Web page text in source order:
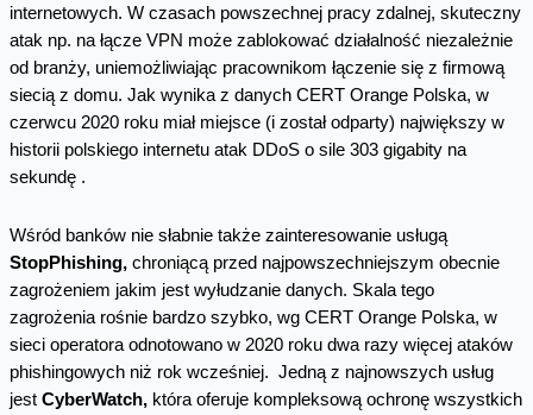
internetowych. W czasach powszechnej pracy zdalnej, skuteczny
atak np. na łącze VPN może zablokować działalność niezależnie
od branży, uniemożliwiając pracownikom łączenie się z firmową
siecią z domu. Jak wynika z danych CERT Orange Polska, w
czerwcu 2020 roku miał miejsce (i został odparty) największy w
historii polskiego internetu atak DDoS o sile 303 gigabity na
sekundę .
Wśród banków nie słabnie także zainteresowanie usługą
StopPhishing, chroniącą przed najpowszechniejszym obecnie
zagrożeniem jakim jest wyłudzanie danych. Skala tego
zagrożenia rośnie bardzo szybko, wg CERT Orange Polska, w
sieci operatora odnotowano w 2020 roku dwa razy więcej ataków
phishingowych niż rok wcześniej. Jedną z najnowszych usług
jest CyberWatch, która oferuje kompleksową ochronę wszystkich